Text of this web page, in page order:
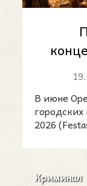
В июне
2026
Криминал